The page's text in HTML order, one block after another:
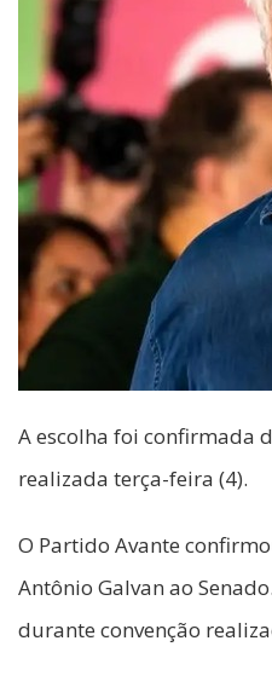
A escolha foi confirmada
realizada terça-feira (4).
O Partido Avante
Antônio Galvan ao
durante convenção